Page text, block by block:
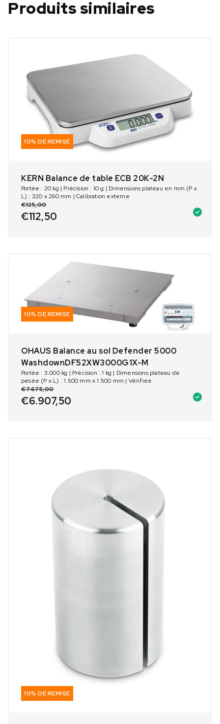
Produits similaires
10% DE REMISE
KERN Balance de table ECB 20K-2N
Portée : 20 kg | Précision : 10 g | Dimensions plateau en mm (P x
L) : 320 x 260 mm | Calibration externe
€125,00
€112,50
10% DE REMISE
OHAUS Balance au sol Defender 5000
WashdownDF52XW3000G1X-M
Portée : 3.000 kg | Précision : 1 kg | Dimensions plateau de
pesée (P x L) : 1.500 mm x 1.500 mm | Vérifiée
€7.675,00
€6.907,50
10% DE REMISE